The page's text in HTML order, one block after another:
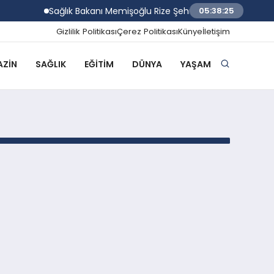
Sağlık Bakanı Memişoğlu Rize Şehir Hastanesiının Son
05:38:25
Gizlilik PolitikasıÇerez PolitikasıKünyeİletişim
SAĞLIK EĞITIM DÜNYA YAŞAM